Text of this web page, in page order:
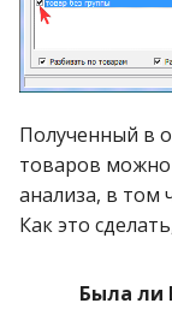
Справочник
Справочник цен
спецтовара
Справочник
стеллажах
Суммы продаж
Полученный в
товаров можно
анализа, в том
Как это
Была ли